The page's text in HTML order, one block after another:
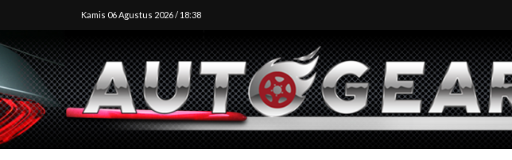
Kamis 06 Agustus 2026 / 18:38